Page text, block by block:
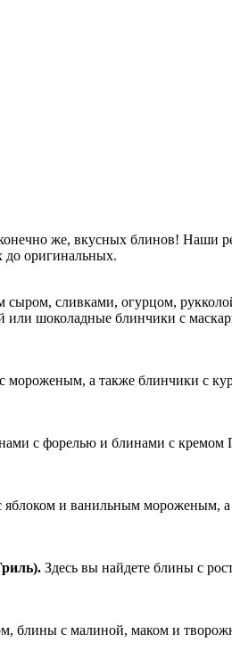
же, вкусных блинов! Наши
до оригинальных.
сливками, огурцом,
или шоколадные блинчики с
мороженым, а также блинчики с
с форелью и блинами с кремом
яблоком и ванильным мороженым,
Здесь вы найдете блины с
блины с малиной, маком и